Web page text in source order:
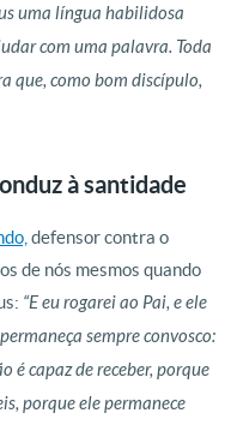
uma língua habilidosa
com uma palavra. Toda
que, como bom discípulo,
à santidade
defensor contra o
de nós mesmos quando
“E eu rogarei ao Pai, e ele
sempre convosco:
é capaz de receber, porque
porque ele permanece